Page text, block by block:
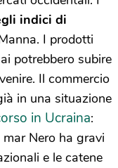
indici di
I prodotti
potrebbero subire
Il commercio
in una situazione
in Ucraina:
mar Nero ha gravi
e le catene